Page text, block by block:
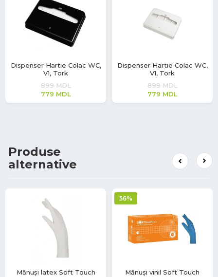
Dispenser Hartie Colac WC,
V1, Tork
899MDL
779 MDL
Dispenser Hartie Colac WC,
V1, Tork
899MDL
779 MDL
Produse
alternative
Mănuși latex Soft Touch
56%
Mănuși vinil Soft Touch